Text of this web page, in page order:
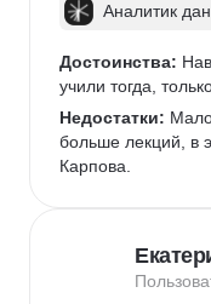
Аналитик
Достоинства:
учили тогда,
Недостатки:
больше лекций, в
Карпова.